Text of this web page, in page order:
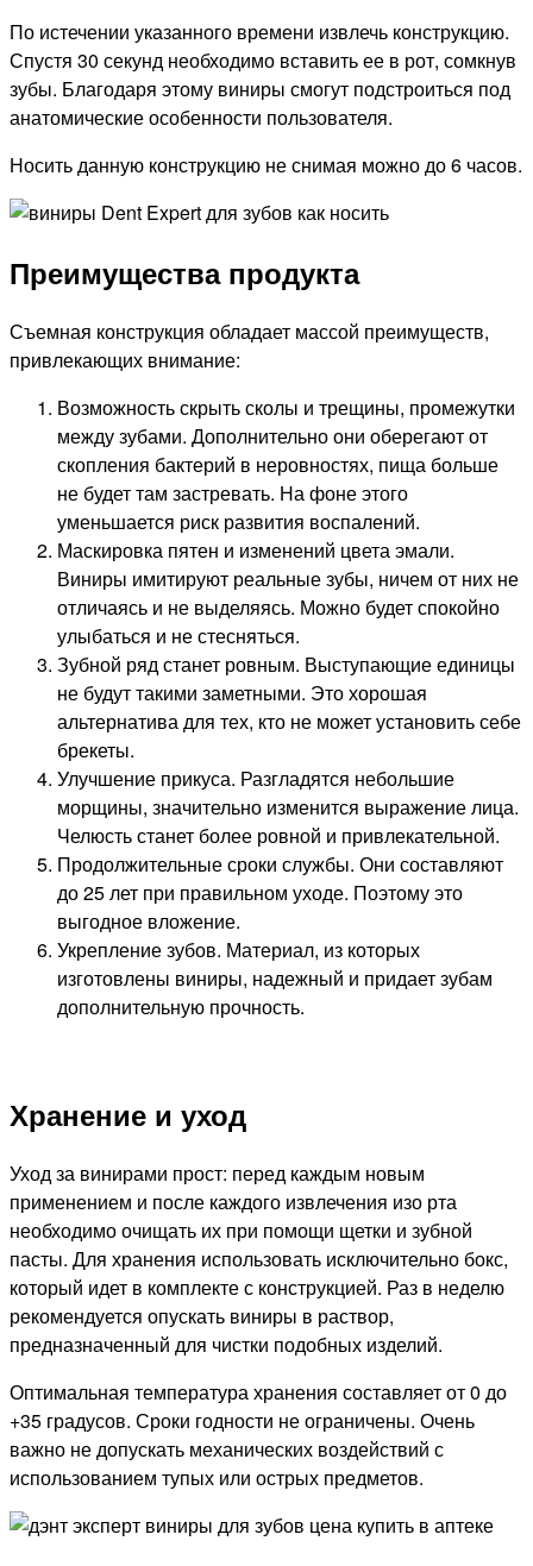
По истечении указанного времени извлечь конструкцию.
Спустя 30 секунд необходимо вставить ее в рот, сомкнув
зубы. Благодаря этому виниры смогут подстроиться под
анатомические особенности пользователя.
Носить данную конструкцию не снимая можно до 6 часов.
Преимущества продукта
Съемная конструкция обладает массой преимуществ,
привлекающих внимание:
Возможность скрыть сколы и трещины, промежутки
между зубами. Дополнительно они оберегают от
скопления бактерий в неровностях, пища больше
не будет там застревать. На фоне этого
уменьшается риск развития воспалений.
Маскировка пятен и изменений цвета эмали.
Виниры имитируют реальные зубы, ничем от них не
отличаясь и не выделяясь. Можно будет спокойно
улыбаться и не стесняться.
Зубной ряд станет ровным. Выступающие единицы
не будут такими заметными. Это хорошая
альтернатива для тех, кто не может установить себе
брекеты.
Улучшение прикуса. Разгладятся небольшие
морщины, значительно изменится выражение лица.
Челюсть станет более ровной и привлекательной.
Продолжительные сроки службы. Они составляют
до 25 лет при правильном уходе. Поэтому это
выгодное вложение.
Укрепление зубов. Материал, из которых
изготовлены виниры, надежный и придает зубам
дополнительную прочность.
Хранение и уход
Уход за винирами прост: перед каждым новым
применением и после каждого извлечения изо рта
необходимо очищать их при помощи щетки и зубной
пасты. Для хранения использовать исключительно бокс,
который идет в комплекте с конструкцией. Раз в неделю
рекомендуется опускать виниры в раствор,
предназначенный для чистки подобных изделий.
Оптимальная температура хранения составляет от 0 до
+35 градусов. Сроки годности не ограничены. Очень
важно не допускать механических воздействий с
использованием тупых или острых предметов.